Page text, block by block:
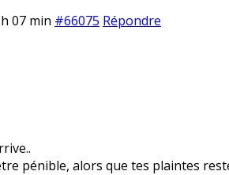
07 min #66075 Répondre
pénible, alors que tes plaintes